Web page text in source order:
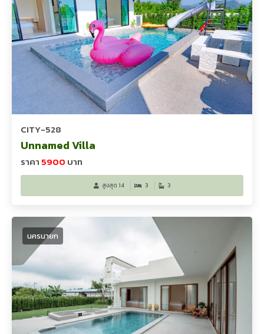
CITY-528
Unnamed Villa
ราคา 5900 บาท
สูงสุด 14 3 3
นครนายก